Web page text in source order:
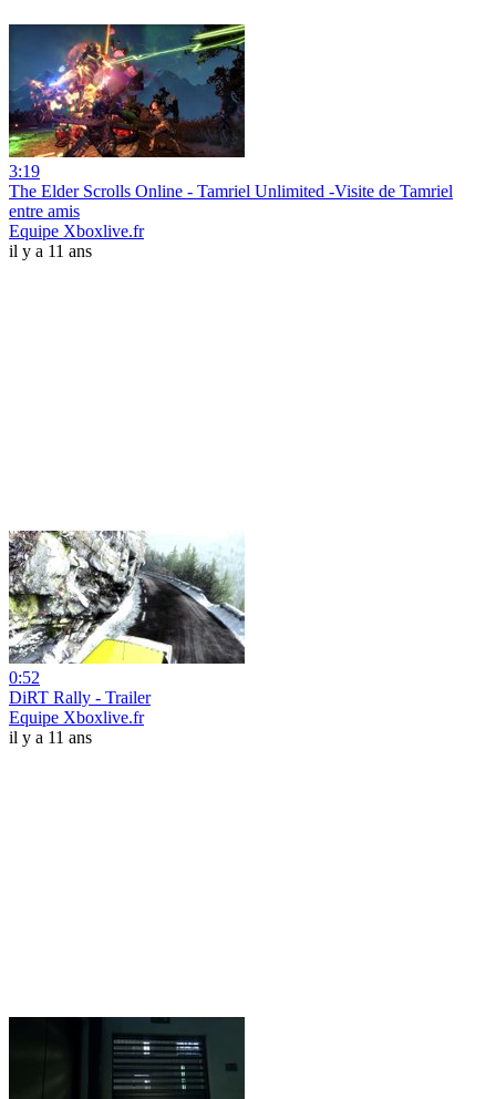
3:19
The Elder Scrolls Online - Tamriel Unlimited -Visite de Tamriel
entre amis
Equipe Xboxlive.fr
il y a 11 ans
0:52
DiRT Rally - Trailer
Equipe Xboxlive.fr
il y a 11 ans